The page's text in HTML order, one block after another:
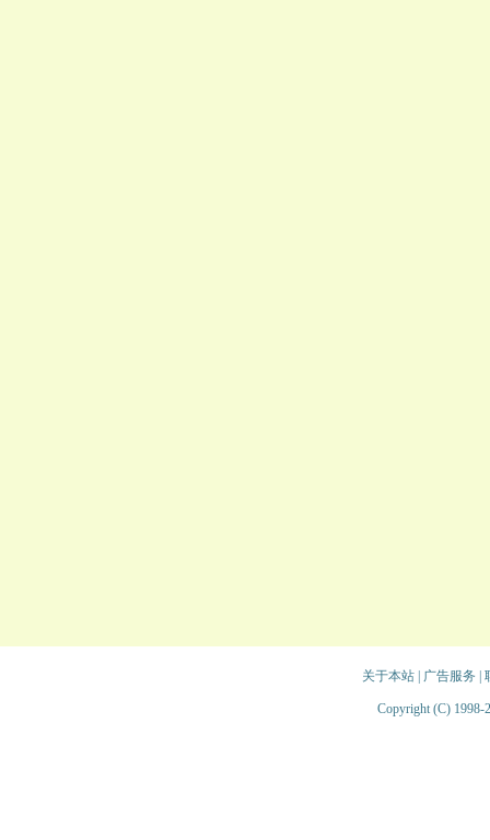
关于本站| 广告服务
Copyright (C) 1998-